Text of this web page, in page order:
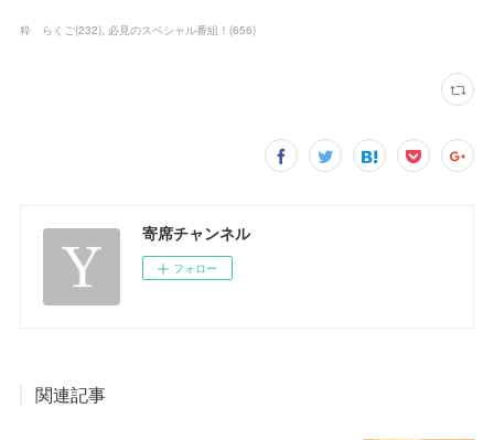
粋 らくご(232) 必見のスペシャル番組！ (656)
寄席チャンネル
フォロー
関連記事